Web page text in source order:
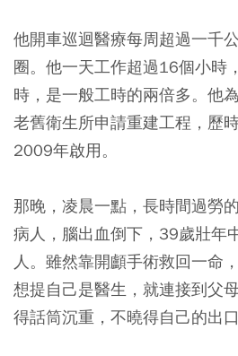
他開車巡迴醫療每周超過一千
圈。他一天工作超過16個小時
時，是一般工時的兩倍多。他
老舊衛生所申請重建工程，歷
2009年啟用。
那晚，凌晨一點，長時間過勞
病人，腦出血倒下，39歲壯年
人。雖然靠開顱手術救回一命
想提自己是醫生，就連接到父
得話筒沉重，不曉得自己的出